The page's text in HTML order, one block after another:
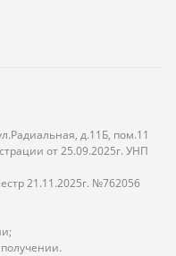
д.11Б, пом.11
от 25.09.2025г. УНП
21.11.2025г. №762056